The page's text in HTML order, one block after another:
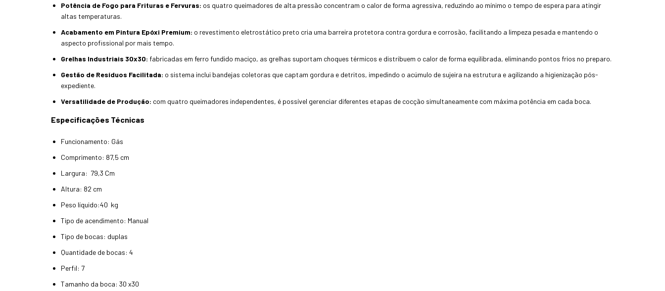
Potência de Fogo para Frituras e Fervuras: os quatro queimadores de alta pressão concentram o calor de forma agressiva, reduzindo ao mínimo o tempo de espera para atingir
altas temperaturas.
Acabamento em Pintura Epóxi Premium: o revestimento eletrostático preto cria uma barreira protetora contra gordura e corrosão, facilitando a limpeza pesada e mantendo o
aspecto profissional por mais tempo.
Grelhas Industriais 30x30: fabricadas em ferro fundido maciço, as grelhas suportam choques térmicos e distribuem o calor de forma equilibrada, eliminando pontos frios no preparo.
Gestão de Resíduos Facilitada: o sistema inclui bandejas coletoras que captam gordura e detritos, impedindo o acúmulo de sujeira na estrutura e agilizando a higienização pós-
expediente.
Versatilidade de Produção: com quatro queimadores independentes, é possível gerenciar diferentes etapas de cocção simultaneamente com máxima potência em cada boca.
Especificações Técnicas
Funcionamento: Gás
Comprimento: 87,5 cm
Largura: 79,3 Cm
Altura: 82 cm
Peso líquido:40 kg
Tipo de acendimento: Manual
Tipo de bocas: duplas
Quantidade de bocas: 4
Perfil: 7
Tamanho da boca: 30 x30